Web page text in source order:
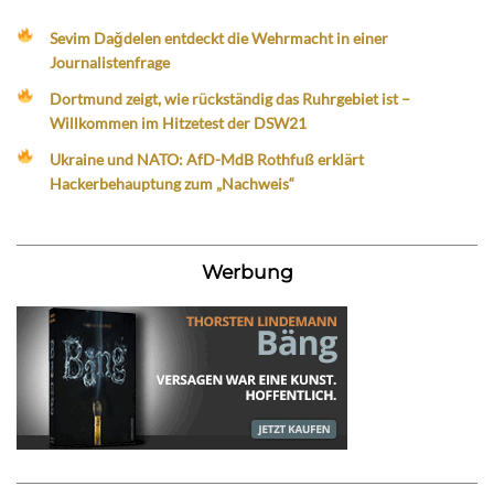
Sevim Dağdelen entdeckt die Wehrmacht in einer
Journalistenfrage
Dortmund zeigt, wie rückständig das Ruhrgebiet ist –
Willkommen im Hitzetest der DSW21
Ukraine und NATO: AfD-MdB Rothfuß erklärt
Hackerbehauptung zum „Nachweis“
Werbung